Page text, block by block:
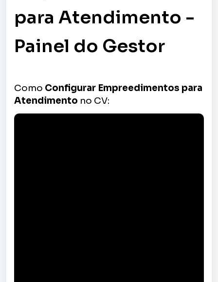
para Atendimento -
Painel do Gestor
Como Configurar Empreedimentos para
Atendimento no CV: